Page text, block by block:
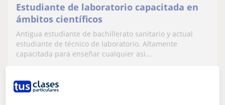
Estudiante de laboratorio capacitada en
ámbitos científicos
Antigua estudiante de bachillerato sanitario y actual
estudiante de técnico de laboratorio. Altamente
capacitada para enseñar cualquier asi...